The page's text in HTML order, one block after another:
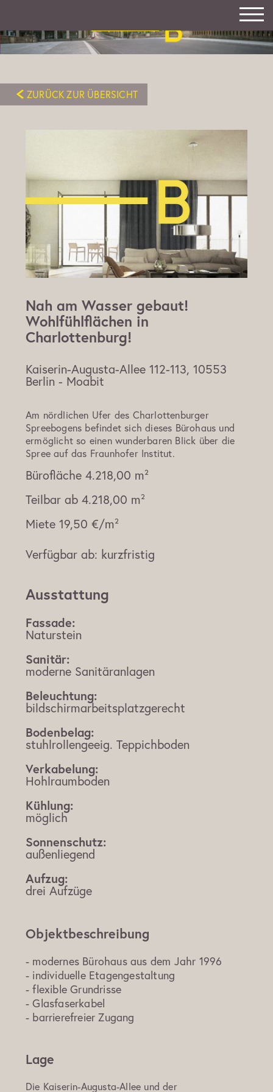
ZURÜCK ZUR ÜBERSICHT
Nah am Wasser gebaut!
Wohlfühlflächen in
Charlottenburg!
Kaiserin-Augusta-Allee 112-113, 10553
Berlin - Moabit
Am nördlichen Ufer des Charlottenburger
Spreebogens befindet sich dieses Bürohaus und
ermöglicht so einen wunderbaren Blick über die
Spree auf das Fraunhofer Institut.
Bürofläche 4.218,00 m²
Teilbar ab 4.218,00 m²
Miete 19,50 €/m²
Verfügbar ab: kurzfristig
Ausstattung
Fassade:
Naturstein
Sanitär:
moderne Sanitäranlagen
Beleuchtung:
bildschirmarbeitsplatzgerecht
Bodenbelag:
stuhlrollengeeig. Teppichboden
Verkabelung:
Hohlraumboden
Kühlung:
möglich
Sonnenschutz:
außenliegend
Aufzug:
drei Aufzüge
Objektbeschreibung
- modernes Bürohaus aus dem Jahr 1996
- individuelle Etagengestaltung
- flexible Grundrisse
- Glasfaserkabel
- barrierefreier Zugang
Lage
Die Kaiserin-Augusta-Allee und der